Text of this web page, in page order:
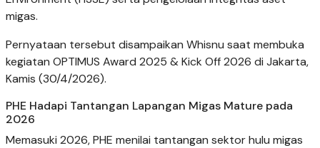
migas.
Pernyataan tersebut disampaikan Whisnu saat membuka
kegiatan OPTIMUS Award 2025 & Kick Off 2026 di Jakarta,
Kamis (30/4/2026).
PHE Hadapi Tantangan Lapangan Migas Mature pada
2026
Memasuki 2026, PHE menilai tantangan sektor hulu migas